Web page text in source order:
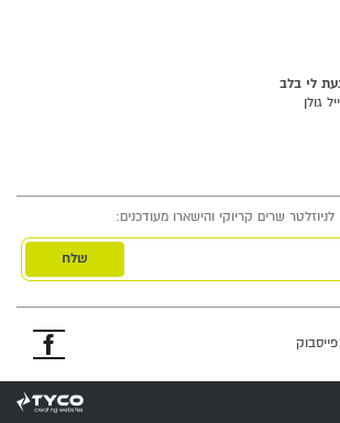
לי בלב
גולן
לניוזלטר שרים קריוקי והישארו מעודכנים: